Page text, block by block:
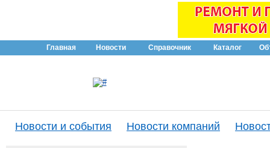
Главная Новости Справочник Каталог
Новости и события Новости компаний